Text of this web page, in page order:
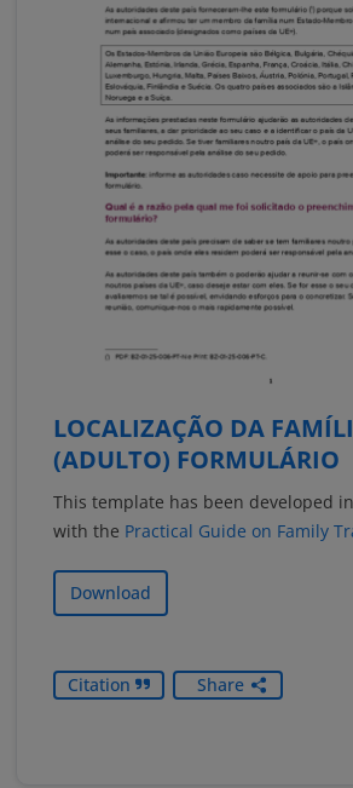
LOCALIZAÇÃO DA
(ADULTO) FORMULÁRIO
This template has been developed
with the Practical Guide on Family
Download
Citation Share